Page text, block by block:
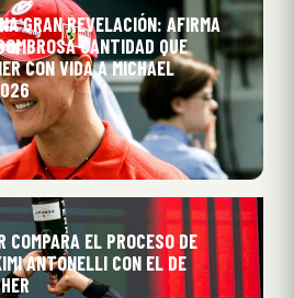
GRAN REVELACIÓN: AFIRMA
CANTIDAD QUE
CON VIDA A MICHAEL
COMPARA EL PROCESO DE
ANTONELLI CON EL DE